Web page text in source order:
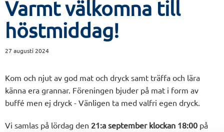
Varmt välkomna till
höstmiddag!
27 augusti 2024
Kom och njut av god mat och dryck samt träffa och lära
känna era grannar. Föreningen bjuder på mat i form av
buffé men ej dryck - Vänligen ta med valfri egen dryck.
Vi samlas på lördag den 21:a september klockan 18:00 på